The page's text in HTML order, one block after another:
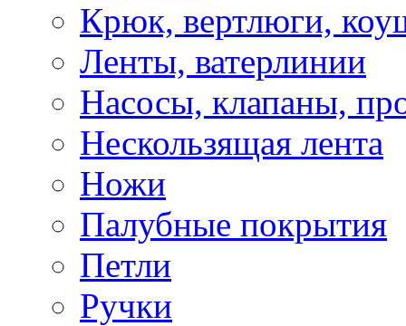
Крюк, вертлюги,
Ленты, ватерлинии
Насосы, клапаны,
Нескользящая лента
Ножи
Палубные покрытия
Петли
Ручки